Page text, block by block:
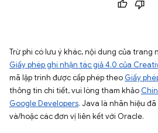
Trừ phi có lưu ý khác, nội dung của trang
Giấy phép ghi nhận tác giả 4.0 của
mã lập trình được cấp phép theo Giấy
thông tin chi tiết, vui lòng tham khảo
Google Developers. Java là nhãn hiệu
và/hoặc các đơn vị liên kết với Oracle.